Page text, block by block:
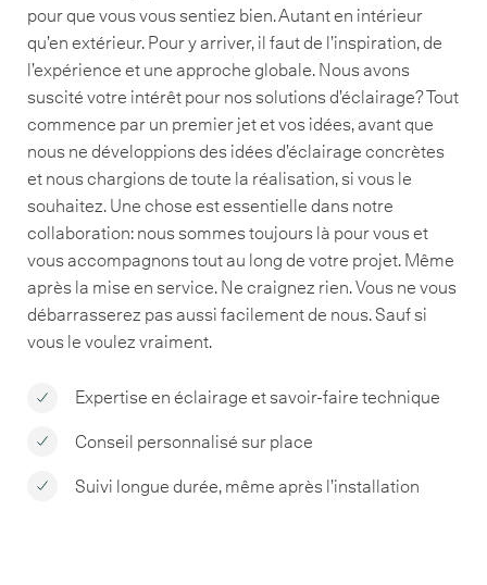
pour que vous vous sentiez bien. Autant en intérieur
qu’en extérieur. Pour y arriver, il faut de l’inspiration, de
l’expérience et une approche globale. Nous avons
suscité votre intérêt pour nos solutions d’éclairage? Tout
commence par un premier jet et vos idées, avant que
nous ne développions des idées d’éclairage concrètes
et nous chargions de toute la réalisation, si vous le
souhaitez. Une chose est essentielle dans notre
collaboration: nous sommes toujours là pour vous et
vous accompagnons tout au long de votre projet. Même
après la mise en service. Ne craignez rien. Vous ne vous
débarrasserez pas aussi facilement de nous. Sauf si
vous le voulez vraiment.
Expertise en éclairage et savoir-faire technique
Conseil personnalisé sur place
Suivi longue durée, même après l’installation